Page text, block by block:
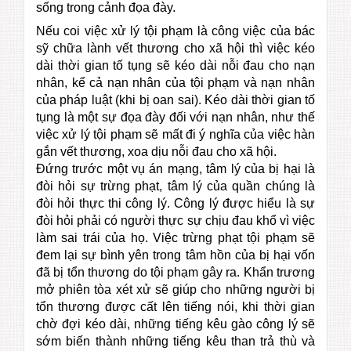
sống trong cảnh đọa đày.
Nếu coi việc xử lý tội phạm là công việc của bác
sỹ chữa lành vết thương cho xã hội thì việc kéo
dài thời gian tố tụng sẽ kéo dài nỗi đau cho nạn
nhân, kể cả nạn nhân của tội phạm và nạn nhân
của pháp luật (khi bị oan sai). Kéo dài thời gian tố
tụng là một sự đọa đày đối với nạn nhân, như thế
việc xử lý tội phạm sẽ mất đi ý nghĩa của việc hàn
gắn vết thương, xoa dịu nỗi đau cho xã hội.
Đứng trước một vụ án mạng, tâm lý của bị hại là
đòi hỏi sự trừng phạt, tâm lý của quần chúng là
đòi hỏi thực thi công lý. Công lý được hiểu là sự
đòi hỏi phải có người thực sự chịu đau khổ vì việc
làm sai trái của họ. Việc trừng phạt tội phạm sẽ
đem lại sự bình yên trong tâm hồn của bị hại vốn
đã bị tổn thương do tội phạm gây ra. Khẩn trương
mở phiên tòa xét xử sẽ giúp cho những người bị
tổn thương được cất lên tiếng nói, khi thời gian
chờ đợi kéo dài, những tiếng kêu gào công lý sẽ
sớm biến thành những tiếng kêu than trả thù và